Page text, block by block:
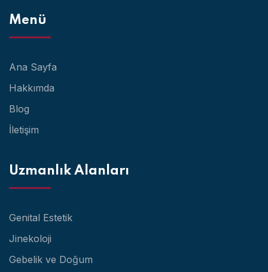
Menü
Ana Sayfa
Hakkımda
Blog
İletişim
Uzmanlık Alanları
Genital Estetik
Jinekoloji
Gebelik ve Doğum